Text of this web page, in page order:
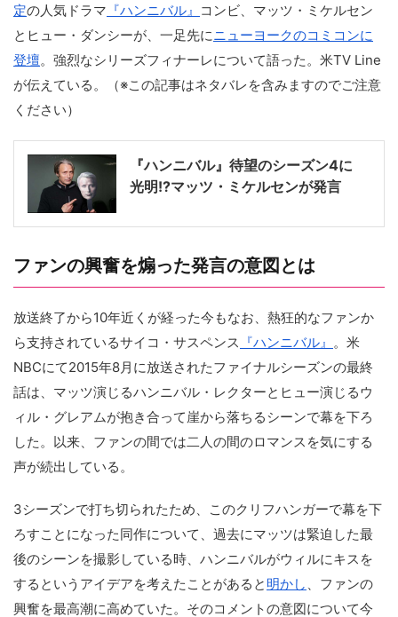
定の人気ドラマ 『ハンニバル』 コンビ、マッツ・ミケルセン
とヒュー・ダンシーが、一足先にニューヨークのコミコンに
登壇。強烈なシリーズフィナーレについて語った。米TV Line
が伝えている。（※この記事はネタバレを含みますのでご注意
ください）
『ハンニバル』待望のシーズン4に
光明!?マッツ・ミケルセンが発言
ファンの興奮を煽った発言の意図とは
放送終了から10年近くが経った今もなお、熱狂的なファンか
ら支持されているサイコ・サスペンス 『ハンニバル』 。米
NBCにて2015年8月に放送されたファイナルシーズンの最終
話は、マッツ演じるハンニバル・レクターとヒュー演じるウ
ィル・グレアムが抱き合って崖から落ちるシーンで幕を下ろ
した。以来、ファンの間では二人の間のロマンスを気にする
声が続出している。
3シーズンで打ち切られたため、このクリフハンガーで幕を下
ろすことになった同作について、過去にマッツは緊迫した最
後のシーンを撮影している時、ハンニバルがウィルにキスを
するというアイデアを考えたことがあると 明かし 、ファンの
興奮を最高潮に高めていた。そのコメントの意図について今